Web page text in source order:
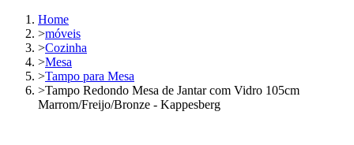
Home
>móveis
>Cozinha
>Mesa
>Tampo para Mesa
>Tampo Redondo Mesa de Jantar com Vidro 105cm
Marrom/Freijo/Bronze - Kappesberg